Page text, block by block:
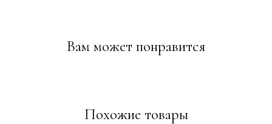
Вам может понравится
Похожие товары